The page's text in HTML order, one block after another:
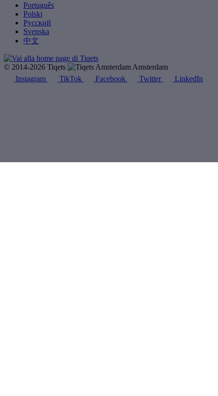
Português
Polski
Русский
Svenska
中文
© 2014-2026 Tiqets
Amsterdam
Instagram
TikTok Facebook Twitter LinkedIn